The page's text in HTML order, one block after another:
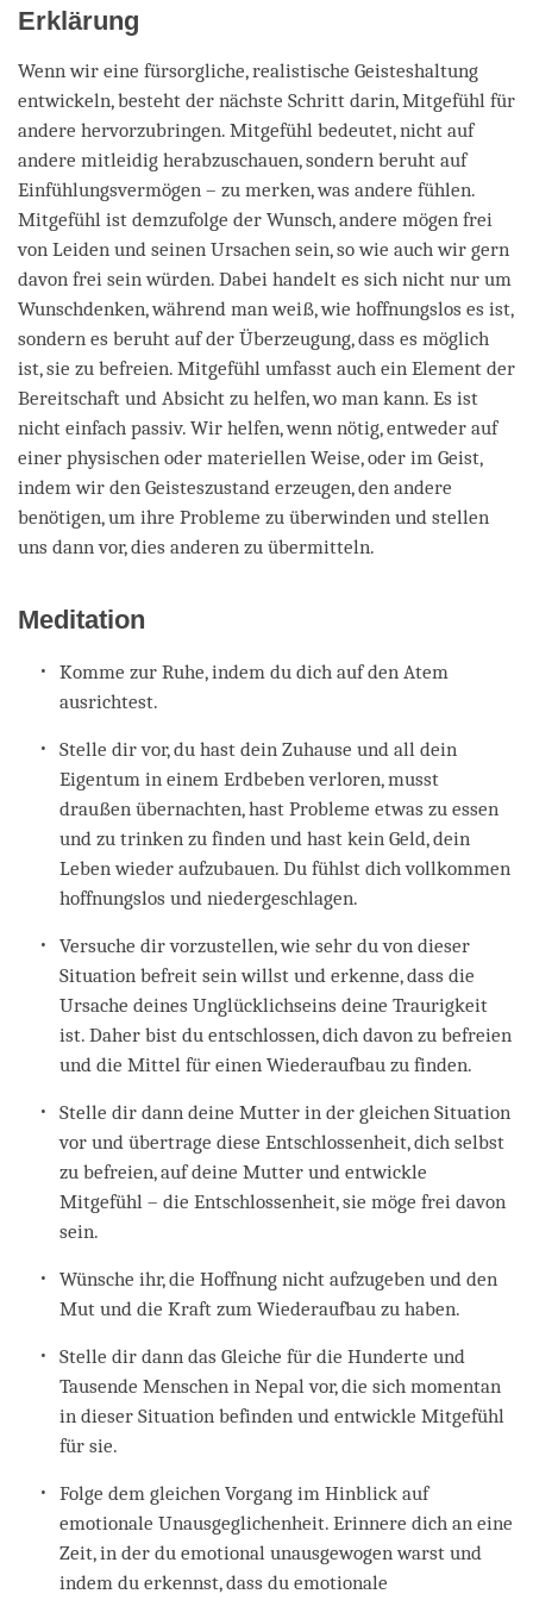
Erklärung
Wenn wir eine fürsorgliche, realistische Geisteshaltung
entwickeln, besteht der nächste Schritt darin, Mitgefühl für
andere hervorzubringen. Mitgefühl bedeutet, nicht auf
andere mitleidig herabzuschauen, sondern beruht auf
Einfühlungsvermögen – zu merken, was andere fühlen.
Mitgefühl ist demzufolge der Wunsch, andere mögen frei
von Leiden und seinen Ursachen sein, so wie auch wir gern
davon frei sein würden. Dabei handelt es sich nicht nur um
Wunschdenken, während man weiß, wie hoffnungslos es ist,
sondern es beruht auf der Überzeugung, dass es möglich
ist, sie zu befreien. Mitgefühl umfasst auch ein Element der
Bereitschaft und Absicht zu helfen, wo man kann. Es ist
nicht einfach passiv. Wir helfen, wenn nötig, entweder auf
einer physischen oder materiellen Weise, oder im Geist,
indem wir den Geisteszustand erzeugen, den andere
benötigen, um ihre Probleme zu überwinden und stellen
uns dann vor, dies anderen zu übermitteln.
Meditation
Komme zur Ruhe, indem du dich auf den Atem
ausrichtest.
Stelle dir vor, du hast dein Zuhause und all dein
Eigentum in einem Erdbeben verloren, musst
draußen übernachten, hast Probleme etwas zu essen
und zu trinken zu finden und hast kein Geld, dein
Leben wieder aufzubauen. Du fühlst dich vollkommen
hoffnungslos und niedergeschlagen.
Versuche dir vorzustellen, wie sehr du von dieser
Situation befreit sein willst und erkenne, dass die
Ursache deines Unglücklichseins deine Traurigkeit
ist. Daher bist du entschlossen, dich davon zu befreien
und die Mittel für einen Wiederaufbau zu finden.
Stelle dir dann deine Mutter in der gleichen Situation
vor und übertrage diese Entschlossenheit, dich selbst
zu befreien, auf deine Mutter und entwickle
Mitgefühl – die Entschlossenheit, sie möge frei davon
sein.
Wünsche ihr, die Hoffnung nicht aufzugeben und den
Mut und die Kraft zum Wiederaufbau zu haben.
Stelle dir dann das Gleiche für die Hunderte und
Tausende Menschen in Nepal vor, die sich momentan
in dieser Situation befinden und entwickle Mitgefühl
für sie.
Folge dem gleichen Vorgang im Hinblick auf
emotionale Unausgeglichenheit. Erinnere dich an eine
Zeit, in der du emotional unausgewogen warst und
indem du erkennst, dass du emotionale